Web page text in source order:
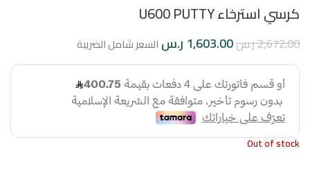
كرسي استرخاء U600 PUTTY
2,672.00ر.س1,603.00 ر.س السعر شامل الضريبة
Out of stock